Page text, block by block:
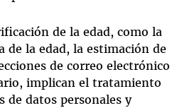
de la edad, como la
de la edad, la estimación de
de correo electrónico
implican el tratamiento
de datos personales y